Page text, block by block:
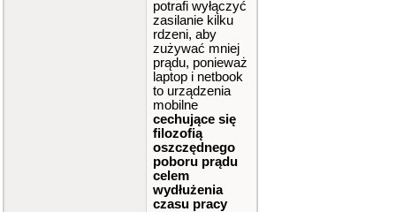
potrafi wyłączyć
zasilanie kilku
rdzeni, aby
zużywać mniej
prądu, ponieważ
laptop i netbook
to urządzenia
mobilne
cechujące się
filozofią
oszczędnego
poboru prądu
celem
wydłużenia
czasu pracy